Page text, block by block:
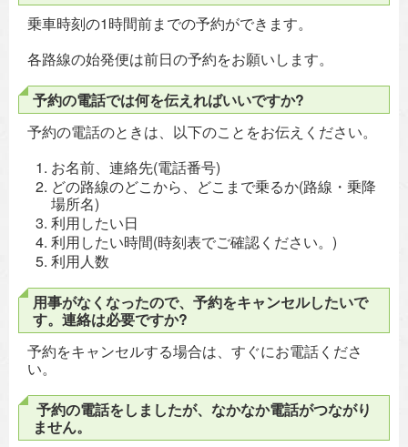
乗車時刻の1時間前までの予約ができます。
各路線の始発便は前日の予約をお願いします。
予約の電話では何を伝えればいいですか?
予約の電話のときは、以下のことをお伝えください。
お名前、連絡先(電話番号)
どの路線のどこから、どこまで乗るか(路線・乗降
場所名)
利用したい日
利用したい時間(時刻表でご確認ください。)
利用人数
用事がなくなったので、予約をキャンセルしたいで
す。連絡は必要ですか?
予約をキャンセルする場合は、すぐにお電話くださ
い。
予約の電話をしましたが、なかなか電話がつながり
ません。